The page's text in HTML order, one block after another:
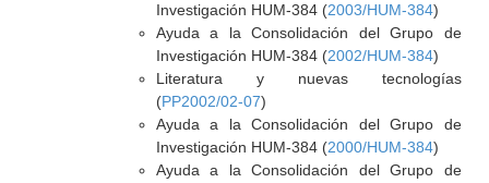
Investigación HUM-384 (2003/HUM-384)
Ayuda a la Consolidación del Grupo de
Investigación HUM-384 (2002/HUM-384)
Literatura y nuevas tecnologías
(PP2002/02-07)
Ayuda a la Consolidación del Grupo de
Investigación HUM-384 (2000/HUM-384)
Ayuda a la Consolidación del Grupo de